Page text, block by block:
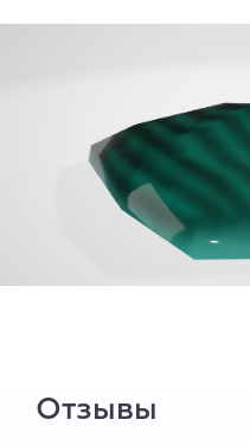
Отзывы